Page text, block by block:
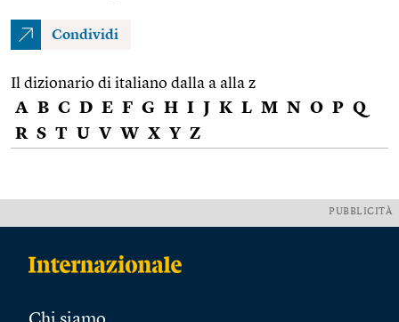
Condividi
Il dizionario di italiano dalla a alla z
A B C D E F G H I J K L M N O P Q
R S T U V W X Y Z
PUBBLICITÀ